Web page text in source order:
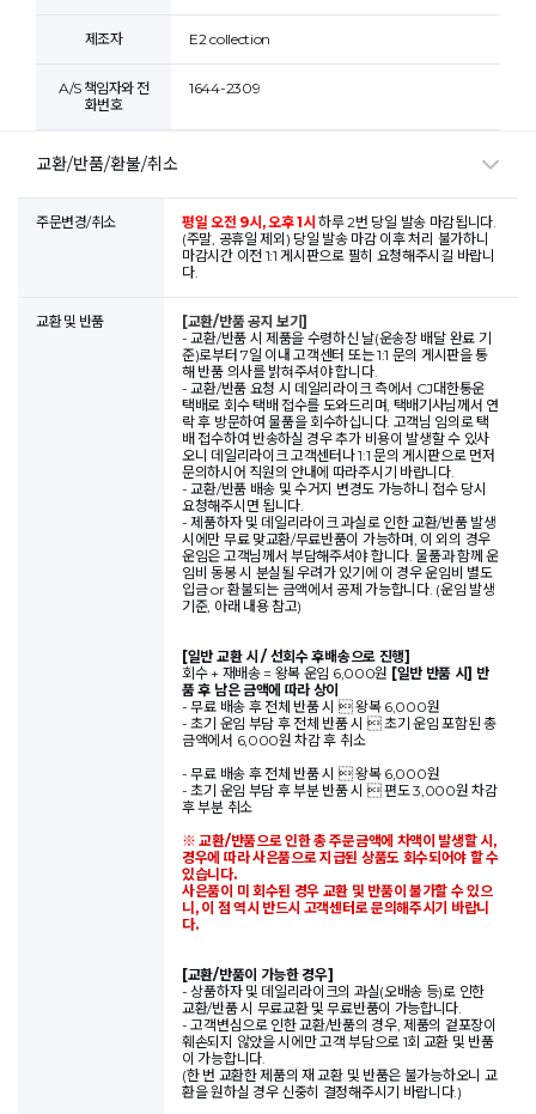
제조자 E2 collection
A/S 책임자와 전
화번호
1644-2309
교환/반품/환불/취소
주문변경/취소 평일 오전 9시, 오후 1시하루 2번 당일 발송 마감됩니다.
(주말, 공휴일 제외) 당일 발송 마감 이후 처리 불가하니
마감시간 이전 1:1 게시판으로 필히 요청해주시길 바랍니
다.
교환 및 반품
[교환/반품 공지 보기]
- 교환/반품 시 제품을 수령하신 날(운송장 배달 완료 기
준)로부터 7일 이내 고객센터 또는 1:1 문의 게시판을 통
해 반품 의사를 밝혀주셔야 합니다.
- 교환/반품 요청 시 데일리라이크 측에서 CJ대한통운
택배로 회수 택배 접수를 도와드리며, 택배기사님께서 연
락 후 방문하여 물품을 회수하십니다. 고객님 임의로 택
배 접수하여 반송하실 경우 추가 비용이 발생할 수 있사
오니 데일리라이크 고객센터나 1:1 문의 게시판으로 먼저
문의하시어 직원의 안내에 따라주시기 바랍니다.
- 교환/반품 배송 및 수거지 변경도 가능하니 접수 당시
요청해주시면 됩니다.
- 제품하자 및 데일리라이크 과실로 인한 교환/반품 발생
시에만 무료 맞교환/무료반품이 가능하며, 이 외의 경우
운임은 고객님께서 부담해주셔야 합니다. 물품과 함께 운
임비 동봉 시 분실될 우려가 있기에 이 경우 운임비 별도
입금 or 환불되는 금액에서 공제 가능합니다. (운임 발생
기준, 아래 내용 참고)
[일반 교환 시 / 선회수 후배송으로 진행]
회수 + 재배송 = 왕복 운임 6,000원 [일반 반품 시] 반
품 후 남은 금액에 따라 상이
- 무료 배송 후 전체 반품 시  왕복 6,000원
- 초기 운임 부담 후 전체 반품 시  초기 운임 포함된 총
금액에서 6,000원 차감 후 취소
- 무료 배송 후 전체 반품 시  왕복 6,000원
- 초기 운임 부담 후 부분 반품 시  편도 3,000원 차감
후 부분 취소
※ 교환/반품으로 인한 총 주문금액에 차액이 발생할 시,
경우에 따라 사은품으로 지급된 상품도 회수되어야 할 수
있습니다.
사은품이 미 회수된 경우 교환 및 반품이 불가할 수 있으
니, 이 점 역시 반드시 고객센터로 문의해주시기 바랍니
다.
[교환/반품이 가능한 경우]
- 상품하자 및 데일리라이크의 과실(오배송 등)로 인한
교환/반품 시 무료교환 및 무료반품이 가능합니다.
- 고객변심으로 인한 교환/반품의 경우, 제품의 겉포장이
훼손되지 않았을 시에만 고객 부담으로 1회 교환 및 반품
이 가능합니다.
(한 번 교환한 제품의 재 교환 및 반품은 불가능하오니 교
환을 원하실 경우 신중히 결정해주시기 바랍니다.)